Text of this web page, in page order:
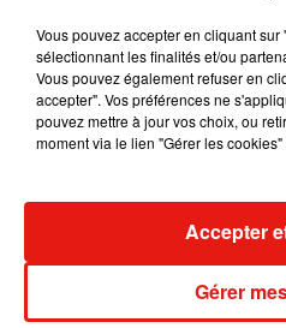
6 août 2026
Karol G
album…
5 août 2026
Vous pouvez accepter en cliquant
sélectionnant les finalités et/ou
Vous pouvez également refuser en
accepter". Vos préférences ne
pouvez mettre à jour vos choix, ou
moment via le lien "Gérer les
Gérer
Accepter